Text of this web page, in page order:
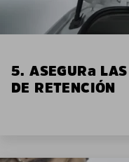
5. ASEGURa
DE RETENCIÓN